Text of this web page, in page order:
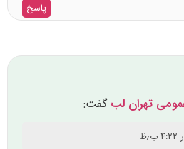
پاسخ
تهران لب گفت: